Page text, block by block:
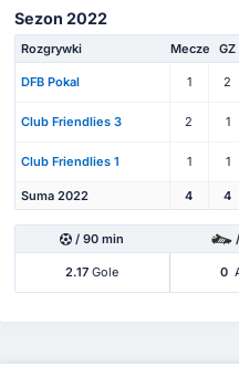
Sezon 2022
Rozgrywki Mecze GZ
DFB Pokal 1 2
Club Friendlies 3 2 1
Club Friendlies 1 1 1
Suma 2022 4 4
/ 90 min
2.17 Gole 0